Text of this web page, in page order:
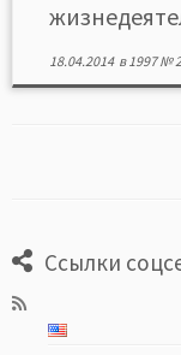
18.04.2014в1997 №
Ссылки